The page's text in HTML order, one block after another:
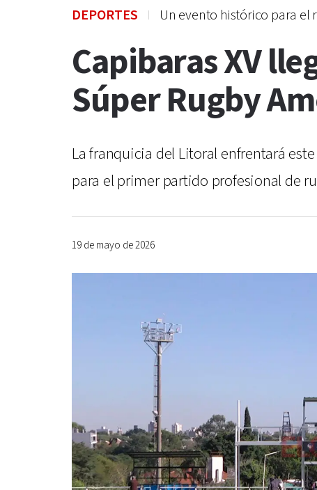
DEPORTES Un evento histórico para el
Capibaras XV
Súper Rugby
La franquicia del Litoral enfrentará
para el primer partido profesional de
19 de mayo de 2026